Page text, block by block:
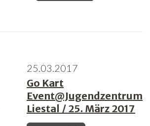
25.03.2017
Go Kart
Event@Jugendzentrum
Liestal / 25. März 2017